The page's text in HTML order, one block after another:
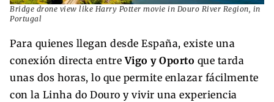
Bridge drone view like Harry Potter movie in Douro River Region, in
Portugal
Para quienes llegan desde España, existe una
conexión directa entreVigo y Oporto que tarda
unas dos horas, lo que permite enlazar fácilmente
con la Linha do Douro y vivir una experiencia